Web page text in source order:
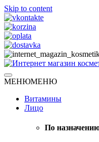
Skip to content
Интернет
Натуральная косметика
МЕНЮМЕНЮ
Витамины
Лицо
По